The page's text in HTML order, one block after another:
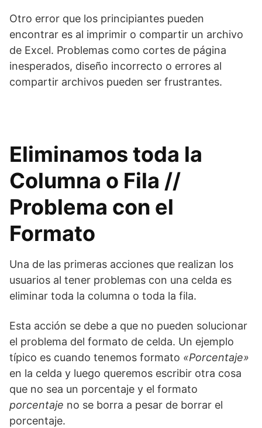
Otro error que los principiantes pueden
encontrar es al imprimir o compartir un archivo
de Excel. Problemas como cortes de página
inesperados, diseño incorrecto o errores al
compartir archivos pueden ser frustrantes.
Eliminamos toda la
Columna o Fila //
Problema con el
Formato
Una de las primeras acciones que realizan los
usuarios al tener problemas con una celda es
eliminar toda la columna o toda la fila.
Esta acción se debe a que no pueden solucionar
el problema del formato de celda. Un ejemplo
típico es cuando tenemos formato «Porcentaje»
en la celda y luego queremos escribir otra cosa
que no sea un porcentaje y el formato
porcentaje no se borra a pesar de borrar el
porcentaje.